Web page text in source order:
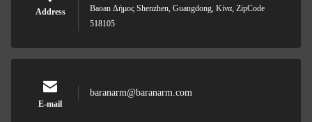
Address
Baoan Δήμος Shenzhen, Guangdong, Κίνα, ZipCode
518105
E-mail
baranarm@baranarm.com